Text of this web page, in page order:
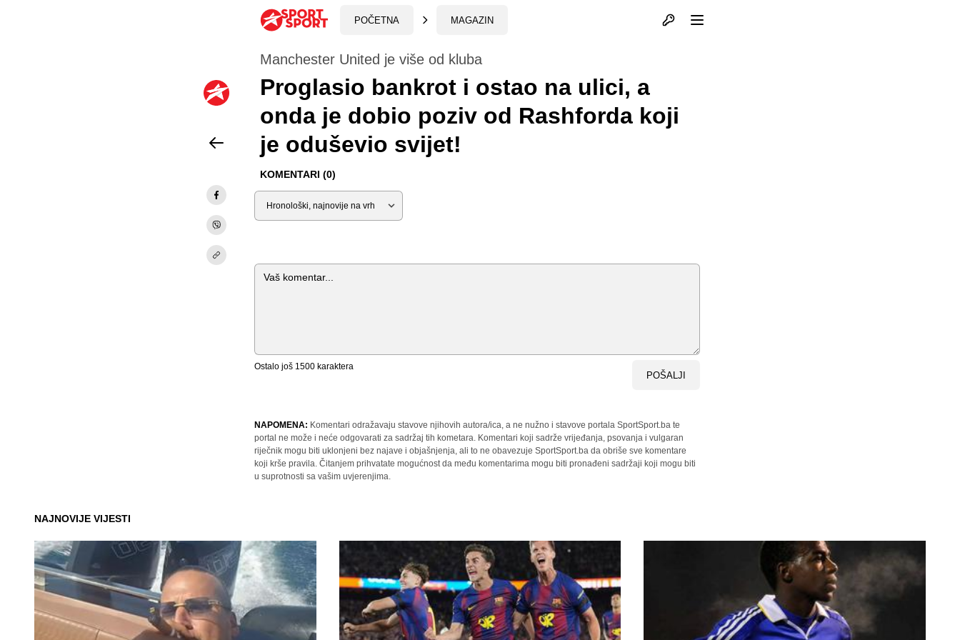
POČETNA MAGAZIN Otvori profil
Manchester United je više od kluba
Proglasio bankrot i ostao na ulici, a
onda je dobio poziv od Rashforda koji
je oduševio svijet!
KOMENTARI (0)
Sortiraj
Komentar
Ostalo još 1500 karaktera
POŠALJI
NAPOMENA: Komentari odražavaju stavove njihovih autora/ica, a ne nužno i stavove portala SportSport.ba te
portal ne može i neće odgovarati za sadržaj tih kometara. Komentari koji sadrže vrijeđanja, psovanja i vulgaran
riječnik mogu biti uklonjeni bez najave i objašnjenja, ali to ne obavezuje SportSport.ba da obriše sve komentare
koji krše pravila. Čitanjem prihvatate mogućnost da među komentarima mogu biti pronađeni sadržaji koji mogu biti
u suprotnosti sa vašim uvjerenjima.
NAJNOVIJE VIJESTI